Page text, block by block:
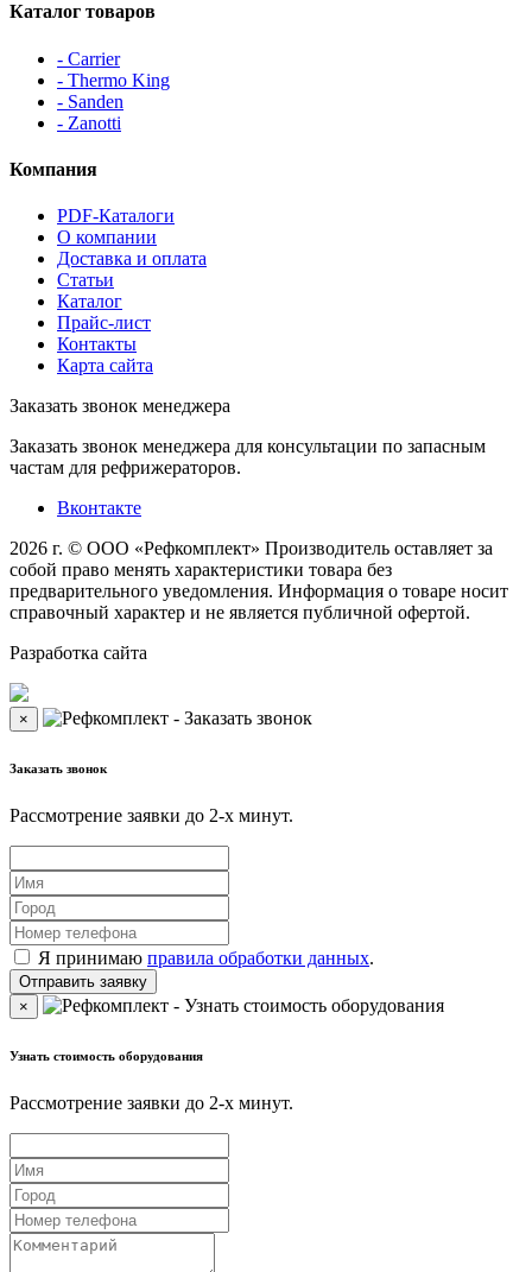
Каталог товаров
- Carrier
- Thermo King
- Sanden
- Zanotti
Компания
PDF-Каталоги
О компании
Доставка и оплата
Статьи
Каталог
Прайс-лист
Контакты
Карта сайта
Заказать звонок менеджера
Заказать звонок менеджера для консультации по запасным
частам для рефрижераторов.
Вконтакте
2026 г. © ООО «Рефкомплект» Производитель оставляет за
собой право менять характеристики товара без
предварительного уведомления. Информация о товаре носит
справочный характер и не является публичной офертой.
Разработка сайта
×
Заказать звонок
Рассмотрение заявки до 2-x минут.
Я принимаю правила обработки данных.
×
Узнать стоимость оборудования
Рассмотрение заявки до 2-x минут.